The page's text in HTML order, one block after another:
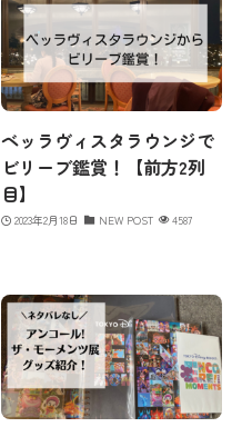
ベッラヴィスタラウンジで
ビリーブ鑑賞！【前方2列
目】
2023年2月18日 NEW POST 4587